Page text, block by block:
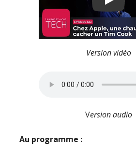
Play
Version vidéo
Version audio
Au programme :